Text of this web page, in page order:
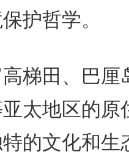
护哲学。
梯田、巴厘
太地区的原
的文化和生